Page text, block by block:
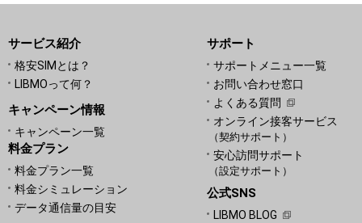
サービス紹介
格安SIMとは？
LIBMOって何？
キャンペーン情報
キャンペーン一覧
料金プラン
料金プラン一覧
料金シミュレーション
データ通信量の目安
サポート
サポートメニュー一覧
お問い合わせ窓口
よくある質問
オンライン接客サービス
（契約サポート）
安心訪問サポート
（設定サポート）
公式SNS
LIBMO BLOG